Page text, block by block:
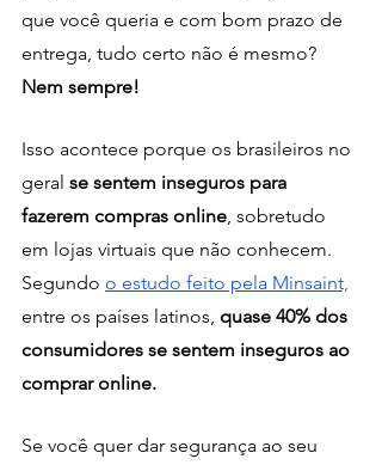
que você queria e com bom prazo de
entrega, tudo certo não é mesmo?
Nem sempre!
Isso acontece porque os brasileiros no
geral se sentem inseguros para
fazerem compras online , sobretudo
em lojas virtuais que não conhecem.
Segundo o estudo feito pela Minsaint,
entre os países latinos, quase 40% dos
consumidores se sentem inseguros ao
comprar online.
Se você quer dar segurança ao seu